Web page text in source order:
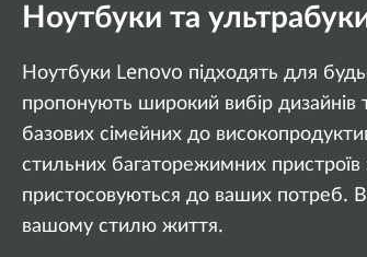
с
н
в
н
о
о
Ноутбуки та
Ноутбуки Lenovo підходять для
пропонують широкий вибір дизайнів
базових сімейних до
стильних багаторежимних
пристосовуються до ваших потреб.
вашому стилю життя.